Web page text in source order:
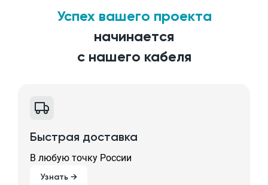
Успех вашего проекта
начинается
с нашего кабеля
Быстрая доставка
В любую точку России
Узнать →